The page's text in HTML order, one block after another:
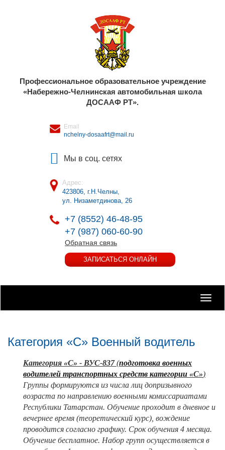
Профессиональное образовательное учреждение
«Набережно-Челнинская автомобильная школа
ДОСААФ РТ».
Email
nchelny-dosaafrt@mail.ru
Мы в соц. сетях
Адрес:
423806, г.Н.Челны,
ул. Низаметдинова, 26
+7 (8552) 46-48-95
+7 (987) 060-60-90
Обратная связь
ЗАПИСАТЬСЯ ОНЛАЙН
Toggle
Категория «С» Военный водитель
Категория «С» - ВУС-837(подготовка военных
водителей транспортных средств категории «С»)
Группы формируются из числа лиц допризывного
возраста по направлению военными комиссариатами
Республики Татарстан. Обучение проходит в дневное и
вечернее время (теоретический курс), вождение
проводится согласно графику. Срок обучения 4 месяца.
Обучение бесплатное. Набор групп осуществляется в